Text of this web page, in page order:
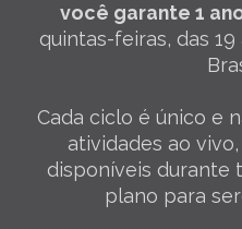
você garante 1
quintas-feiras, das
Cada ciclo é único e
atividades ao
disponíveis durante
plano para